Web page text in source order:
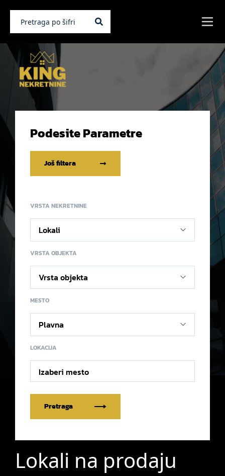
Podesite Parametre
Još filtera
VRSTA NEKRETNINE
VRSTA OBJEKTA
MESTO
LOKACIJA
Izaberi mesto
Pretraga
Lokali na prodaju